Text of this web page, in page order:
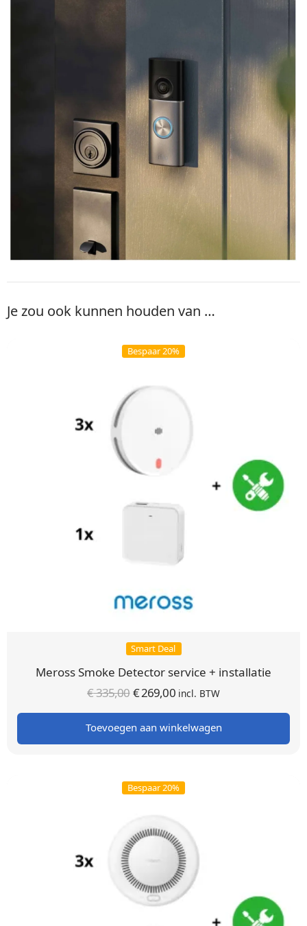
Je zou ook kunnen houden van …
Bespaar 20%
Smart Deal
Meross Smoke Detector service + installatie
€335,00Oorspronkelijke
prijs was:
€ 335,00.
€269,00 Huidige
prijs is:
€ 269,00.
incl. BTW
Toevoegen aan winkelwagen
Bespaar 20%